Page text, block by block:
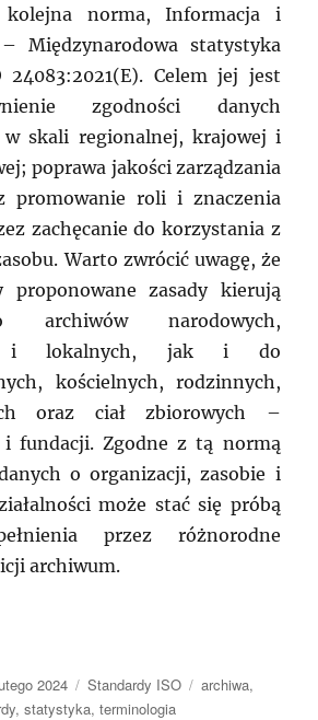
kolejna norma, Informacja i
Międzynarodowa statystyka
24083:2021(E). Celem jej jest
zgodności danych
w skali regionalnej, krajowej i
poprawa jakości zarządzania
promowanie roli i znaczenia
zachęcanie do korzystania z
Warto zwrócić uwagę, że
proponowane zasady kierują
archiwów narodowych,
i lokalnych, jak i do
kościelnych, rodzinnych,
oraz ciał zbiorowych –
i fundacji. Zgodne z tą normą
o organizacji, zasobie i
może stać się próbą
przez różnorodne
archiwum.
2024 Kategorie
Standardy ISO Tagi
archiwa,
,statystyka,terminologia